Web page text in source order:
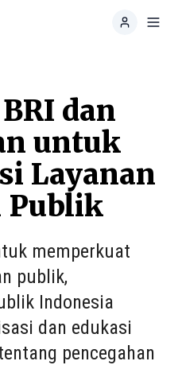
dan
untuk
Layanan
Publik
memperkuat
publik,
Indonesia
dan edukasi
pencegahan